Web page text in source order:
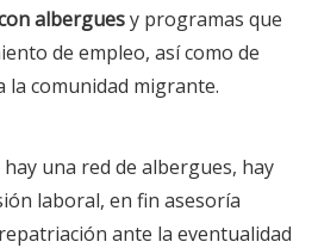
alberguesy programas que
de empleo, así como de
la comunidad migrante.
una red de albergues, hay
laboral, en fin asesoría
ante la eventualidad